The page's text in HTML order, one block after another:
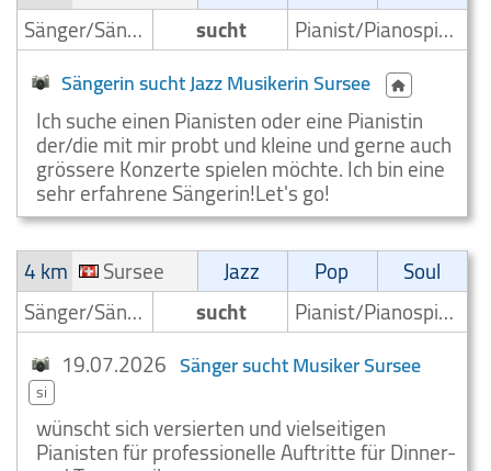
Sänger/Sängerin
sucht Pianist/Pianospieler
Sängerin sucht Jazz Musikerin Sursee
Ich suche einen Pianisten oder eine Pianistin
der/die mit mir probt und kleine und gerne auch
grössere Konzerte spielen möchte. Ich bin eine
sehr erfahrene Sängerin!Let's go!
4 km
Sursee Jazz Pop
Soul
Sänger/Sängerin
sucht
Pianist/Pianospieler
19.07.2026 Sänger sucht Musiker Sursee
si
wünscht sich versierten und vielseitigen
Pianisten für professionelle Auftritte für Dinner-